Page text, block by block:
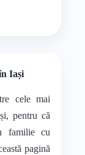
Iași
cele mai
pentru că
familie cu
pagină